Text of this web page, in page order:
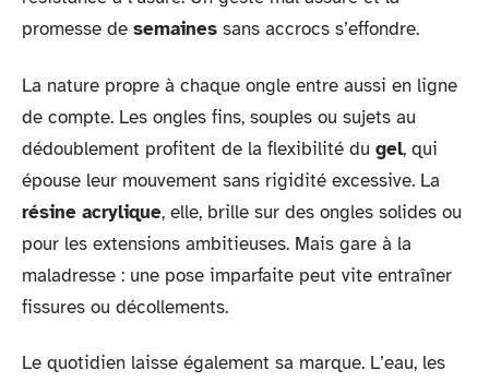
promesse de semaines sans accrocs s’effondre.
La nature propre à chaque ongle entre aussi en ligne
de compte. Les ongles fins, souples ou sujets au
dédoublement profitent de la flexibilité du gel, qui
épouse leur mouvement sans rigidité excessive. La
résine acrylique, elle, brille sur des ongles solides ou
pour les extensions ambitieuses. Mais gare à la
maladresse : une pose imparfaite peut vite entraîner
fissures ou décollements.
Le quotidien laisse également sa marque. L’eau, les